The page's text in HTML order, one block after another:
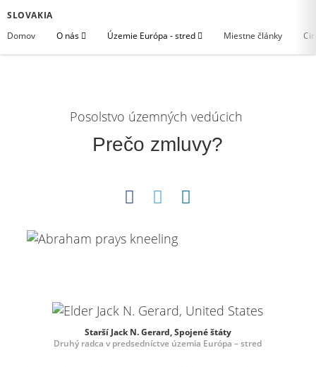
SLOVAKIA
Domov
O nás Územie Európa - stred Miestne články
Posolstvo územných vedúcich
Prečo zmluvy?
Starší Jack N. Gerard, Spojené štáty
Druhý radca v predsedníctve územia Európa – stred